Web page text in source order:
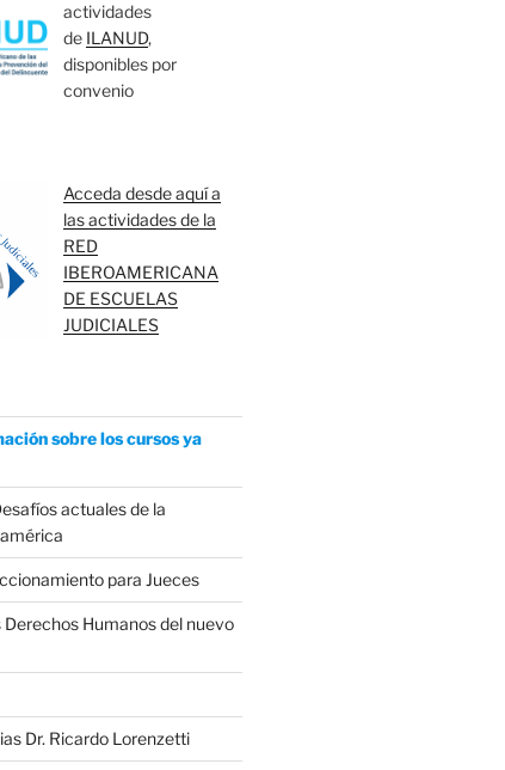
actividades
de ILANUD,
disponibles por
convenio
Acceda desde aquí a
las actividades de la
RED
IBEROAMERICANA
DE ESCUELAS
JUDICIALES
sobre los cursos ya
actuales de la
para Jueces
Humanos del nuevo
Dr. Ricardo Lorenzetti